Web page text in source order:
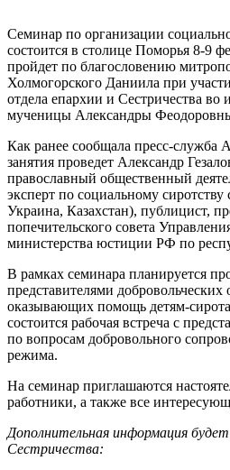
Семинар по организации
состоится в столице Поморья 8-9
пройдет по благословению
Холмогорского Даниила при
отдела епархии и Сестричества во
мученицы Александры
Как ранее сообщала пресс-служба
занятия проведет Александр
православный общественный
эксперт по социальному
Украина, Казахстан), публицист,
попечительского совета
министерства юстиции РФ по
В рамках семинара планируется
представителями добровольческих
оказывающих помощь детям-
состоится рабочая встреча с
по вопросам добровольного
режима.
На семинар приглашаются
работники, а также все
Дополнительная информация
Сестричества: